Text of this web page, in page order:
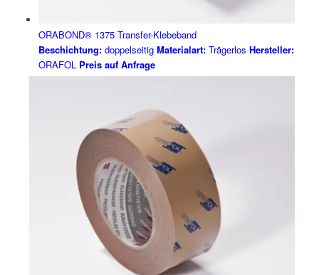
ORABOND® 1375 Transfer-Klebeband
Beschichtung:doppelseitig Materialart:Trägerlos Hersteller:
ORAFOL Preis auf Anfrage